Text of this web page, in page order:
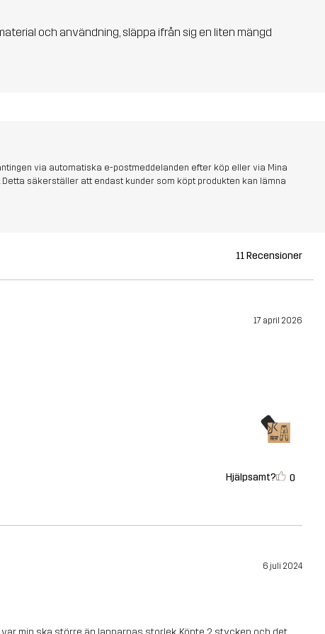
och användning, släppa ifrån sig en liten mängd
via automatiska e-postmeddelanden efter köp eller via Mina
Detta säkerställer att endast kunder som köpt produkten kan lämna
11 Recensioner
17 april 2026
Hjälpsamt? 0
6 juli 2024